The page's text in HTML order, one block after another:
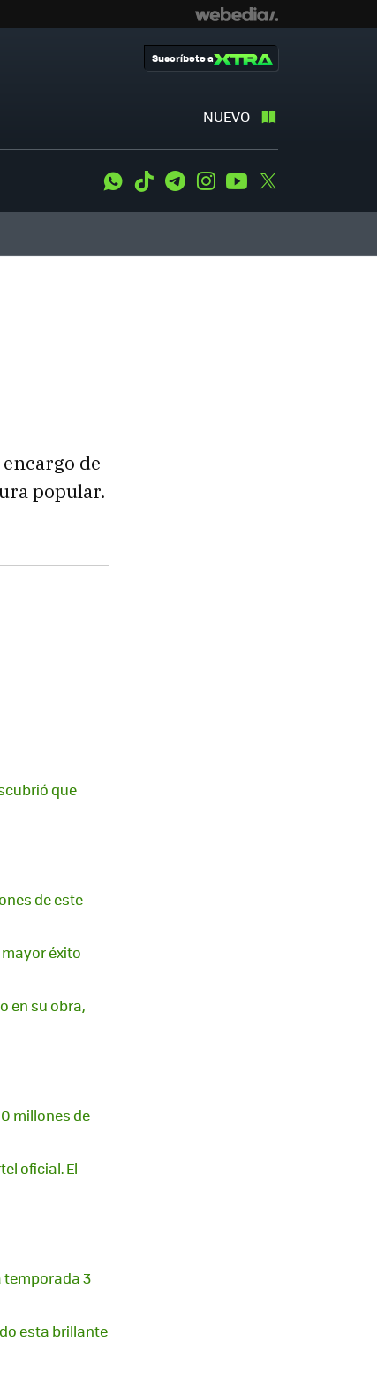
NUEVO
Suscríbete a
WhatsApp
Tiktok TelegramInstagramYoutube
de
popular.
que
de este
éxito
en su obra,
millones de
oficial. El
temporada 3
esta brillante